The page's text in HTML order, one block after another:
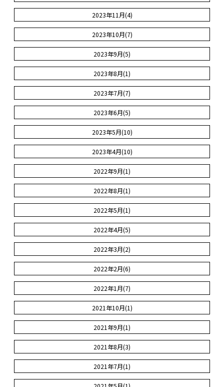
2023年11月(4)
2023年10月(7)
2023年9月(5)
2023年8月(1)
2023年7月(7)
2023年6月(5)
2023年5月(10)
2023年4月(10)
2022年9月(1)
2022年8月(1)
2022年5月(1)
2022年4月(5)
2022年3月(2)
2022年2月(6)
2022年1月(7)
2021年10月(1)
2021年9月(1)
2021年8月(3)
2021年7月(1)